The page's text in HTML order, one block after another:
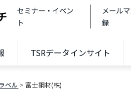
セミナー・イベン
ト
メール
録
TSRデータインサイト
ベル 富士鋼材(株)